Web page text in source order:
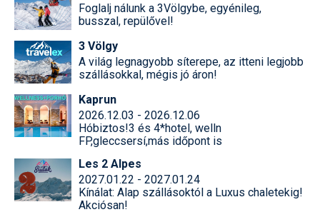
Foglalj nálunk a 3Völgybe, egyénileg,
busszal, repülővel!
3 Völgy
A világ legnagyobb síterepe, az itteni legjobb
szállásokkal, mégis jó áron!
Kaprun
2026.12.03 - 2026.12.06
Hóbiztos!3 és 4*hotel, welln
FP,gleccsersí,más időpont is
Les 2 Alpes
2027.01.22 - 2027.01.24
Kínálat: Alap szállásoktól a Luxus chaletekig!
Akciósan!